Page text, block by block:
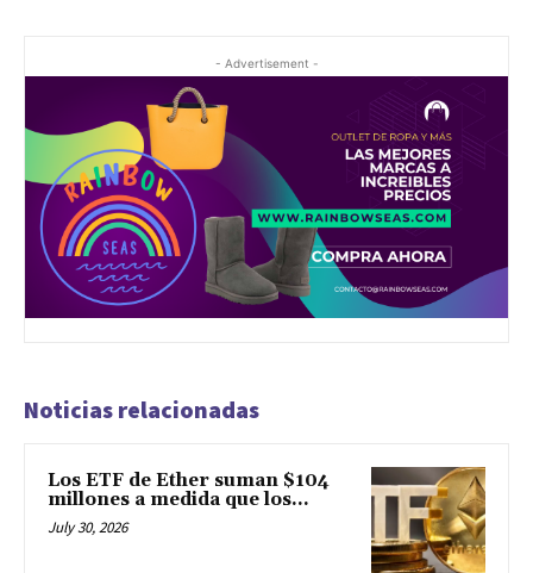
- Advertisement -
Noticias relacionadas
Los ETF de Ether suman $104
millones a medida que los...
July 30, 2026